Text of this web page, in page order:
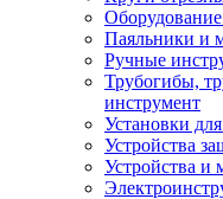
Паяльники и
Ручные
Трубогибы,
инструмент
Установки
Устройства
Устройства и